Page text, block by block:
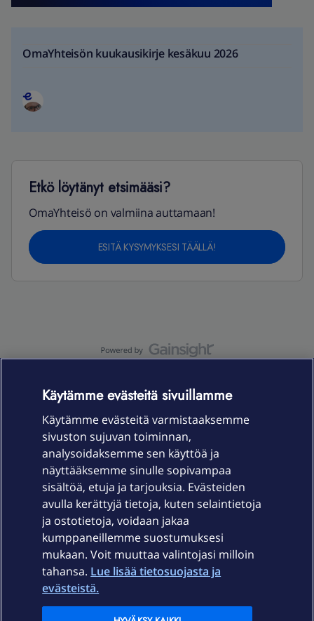
OmaYhteisön kuukausikirje kesäkuu 2026
Etkö löytänyt etsimääsi?
OmaYhteisö on valmiina auttamaan!
ESITÄ KYSYMYKSESI TÄÄLLÄ!
Laitteet & liittymät
Palvelut
Ajankohtaista
Elisa Oyj
Käytämme evästeitä sivuillamme
Käytämme evästeitä varmistaaksemme
sivuston sujuvan toiminnan,
analysoidaksemme sen käyttöä ja
näyttääksemme sinulle sopivampaa
sisältöä, etuja ja tarjouksia. Evästeiden
avulla kerättyjä tietoja, kuten selaintietoja
ja ostotietoja, voidaan jakaa
kumppaneillemme suostumuksesi
mukaan. Voit muuttaa valintojasi milloin
tahansa. Lue lisää tietosuojasta ja
evästeistä.